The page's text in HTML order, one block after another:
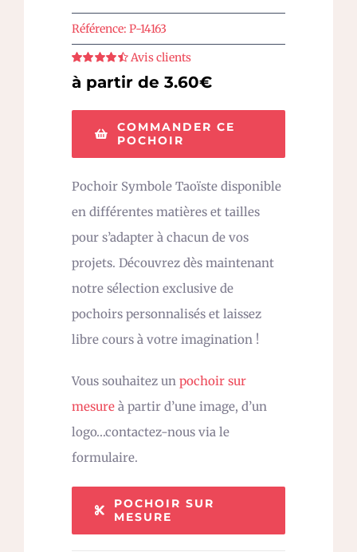
Référence: P-14163
Note
sur
5
Avis clients
à partir de 3.60€
COMMANDER CE
POCHOIR
Pochoir Symbole Taoïste disponible
en différentes matières et tailles
pour s’adapter à chacun de vos
projets. Découvrez dès maintenant
notre sélection exclusive de
pochoirs personnalisés et laissez
libre cours à votre imagination !
Vous souhaitez un pochoir sur
mesure à partir d’une image, d’un
logo…contactez-nous via le
formulaire.
POCHOIR SUR
MESURE